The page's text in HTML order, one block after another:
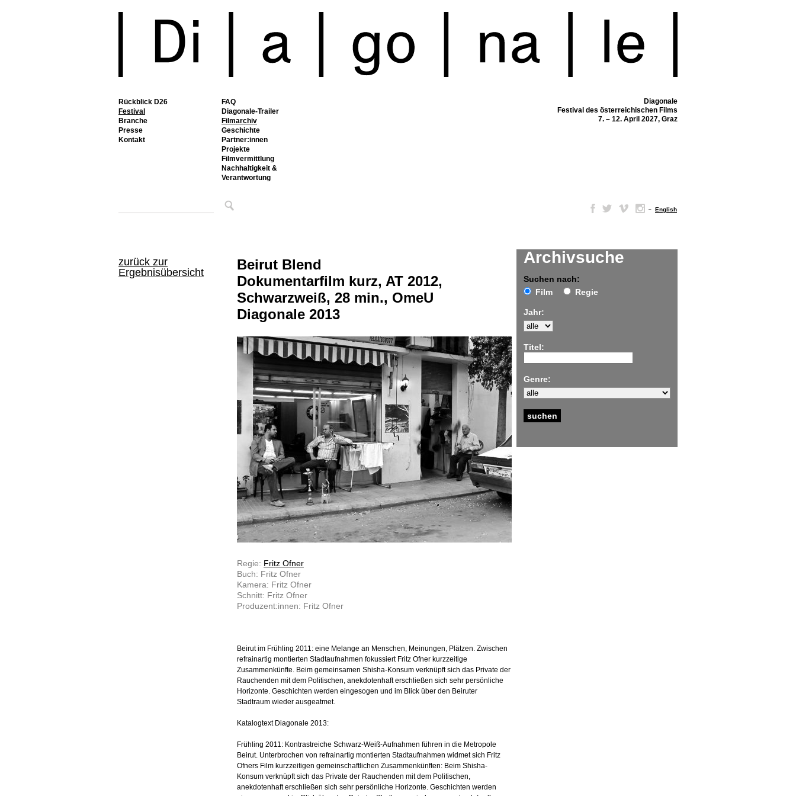
Rückblick D26
Festival
FAQ
Diagonale-Trailer
Filmarchiv
Geschichte
Partner:innen
Projekte
Filmvermittlung
Nachhaltigkeit &
Verantwortung
Branche
Presse
Kontakt
Diagonale
Festival des österreichischen Films
7. – 12. April 2027, Graz
– English
zurück zur
Ergebnisübersicht
Archivsuche
Suchen nach:
Film
Regie
Jahr:
Titel:
Genre:
Beirut Blend
Dokumentarfilm kurz, AT 2012,
Schwarzweiß, 28 min., OmeU
Diagonale 2013
Regie: Fritz Ofner
Buch: Fritz Ofner
Kamera: Fritz Ofner
Schnitt: Fritz Ofner
Produzent:innen: Fritz Ofner
Beirut im Frühling 2011: eine Melange an Menschen, Meinungen, Plätzen. Zwischen
refrainartig montierten Stadtaufnahmen fokussiert Fritz Ofner kurzzeitige
Zusammenkünfte. Beim gemeinsamen Shisha-Konsum verknüpft sich das Private der
Rauchenden mit dem Politischen, anekdotenhaft erschließen sich sehr persönliche
Horizonte. Geschichten werden eingesogen und im Blick über den Beiruter
Stadtraum wieder ausgeatmet.
Katalogtext Diagonale 2013:
Frühling 2011: Kontrastreiche Schwarz-Weiß-Aufnahmen führen in die Metropole
Beirut. Unterbrochen von refrainartig montierten Stadtaufnahmen widmet sich Fritz
Ofners Film kurzzeitigen gemeinschaftlichen Zusammenkünften: Beim Shisha-
Konsum verknüpft sich das Private der Rauchenden mit dem Politischen,
anekdotenhaft erschließen sich sehr persönliche Horizonte. Geschichten werden